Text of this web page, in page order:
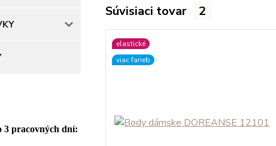
3 pracovných dní:
Súvisiaci tovar 2
elastické
viac farieb